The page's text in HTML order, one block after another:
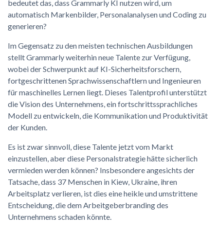
bedeutet das, dass Grammarly KI nutzen wird, um
automatisch Markenbilder, Personalanalysen und Coding zu
generieren?
Im Gegensatz zu den meisten technischen Ausbildungen
stellt Grammarly weiterhin neue Talente zur Verfügung,
wobei der Schwerpunkt auf KI-Sicherheitsforschern,
fortgeschrittenen Sprachwissenschaftlern und Ingenieuren
für maschinelles Lernen liegt. Dieses Talentprofil unterstützt
die Vision des Unternehmens, ein fortschrittssprachliches
Modell zu entwickeln, die Kommunikation und Produktivität
der Kunden.
Es ist zwar sinnvoll, diese Talente jetzt vom Markt
einzustellen, aber diese Personalstrategie hätte sicherlich
vermieden werden können? Insbesondere angesichts der
Tatsache, dass 37 Menschen in Kiew, Ukraine, ihren
Arbeitsplatz verlieren, ist dies eine heikle und umstrittene
Entscheidung, die dem Arbeitgeberbranding des
Unternehmens schaden könnte.